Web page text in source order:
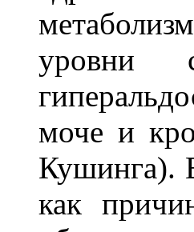
уровни
моче и
Кушинга).
как